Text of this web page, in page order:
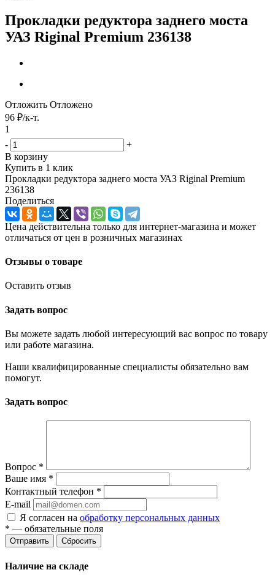
Прокладки редуктора заднего моста
УАЗ Riginal Premium 236138
Отложить Отложено
96 ₽/к-т.
1
-
+
В корзину
Купить в 1 клик
Прокладки редуктора заднего моста УАЗ Riginal Premium
236138
Поделиться
Цена действительна только для интернет-магазина и может
отличаться от цен в розничных магазинах
Отзывы о товаре
Оставить отзыв
Задать вопрос
Вы можете задать любой интересующий вас вопрос по товару
или работе магазина.
Наши квалифицированные специалисты обязательно вам
помогут.
Задать вопрос
Вопрос *
Ваше имя *
Контактный телефон *
E-mail
Я согласен на обработку персональных данных
* — обязательные поля
Сбросить
Наличие на складе